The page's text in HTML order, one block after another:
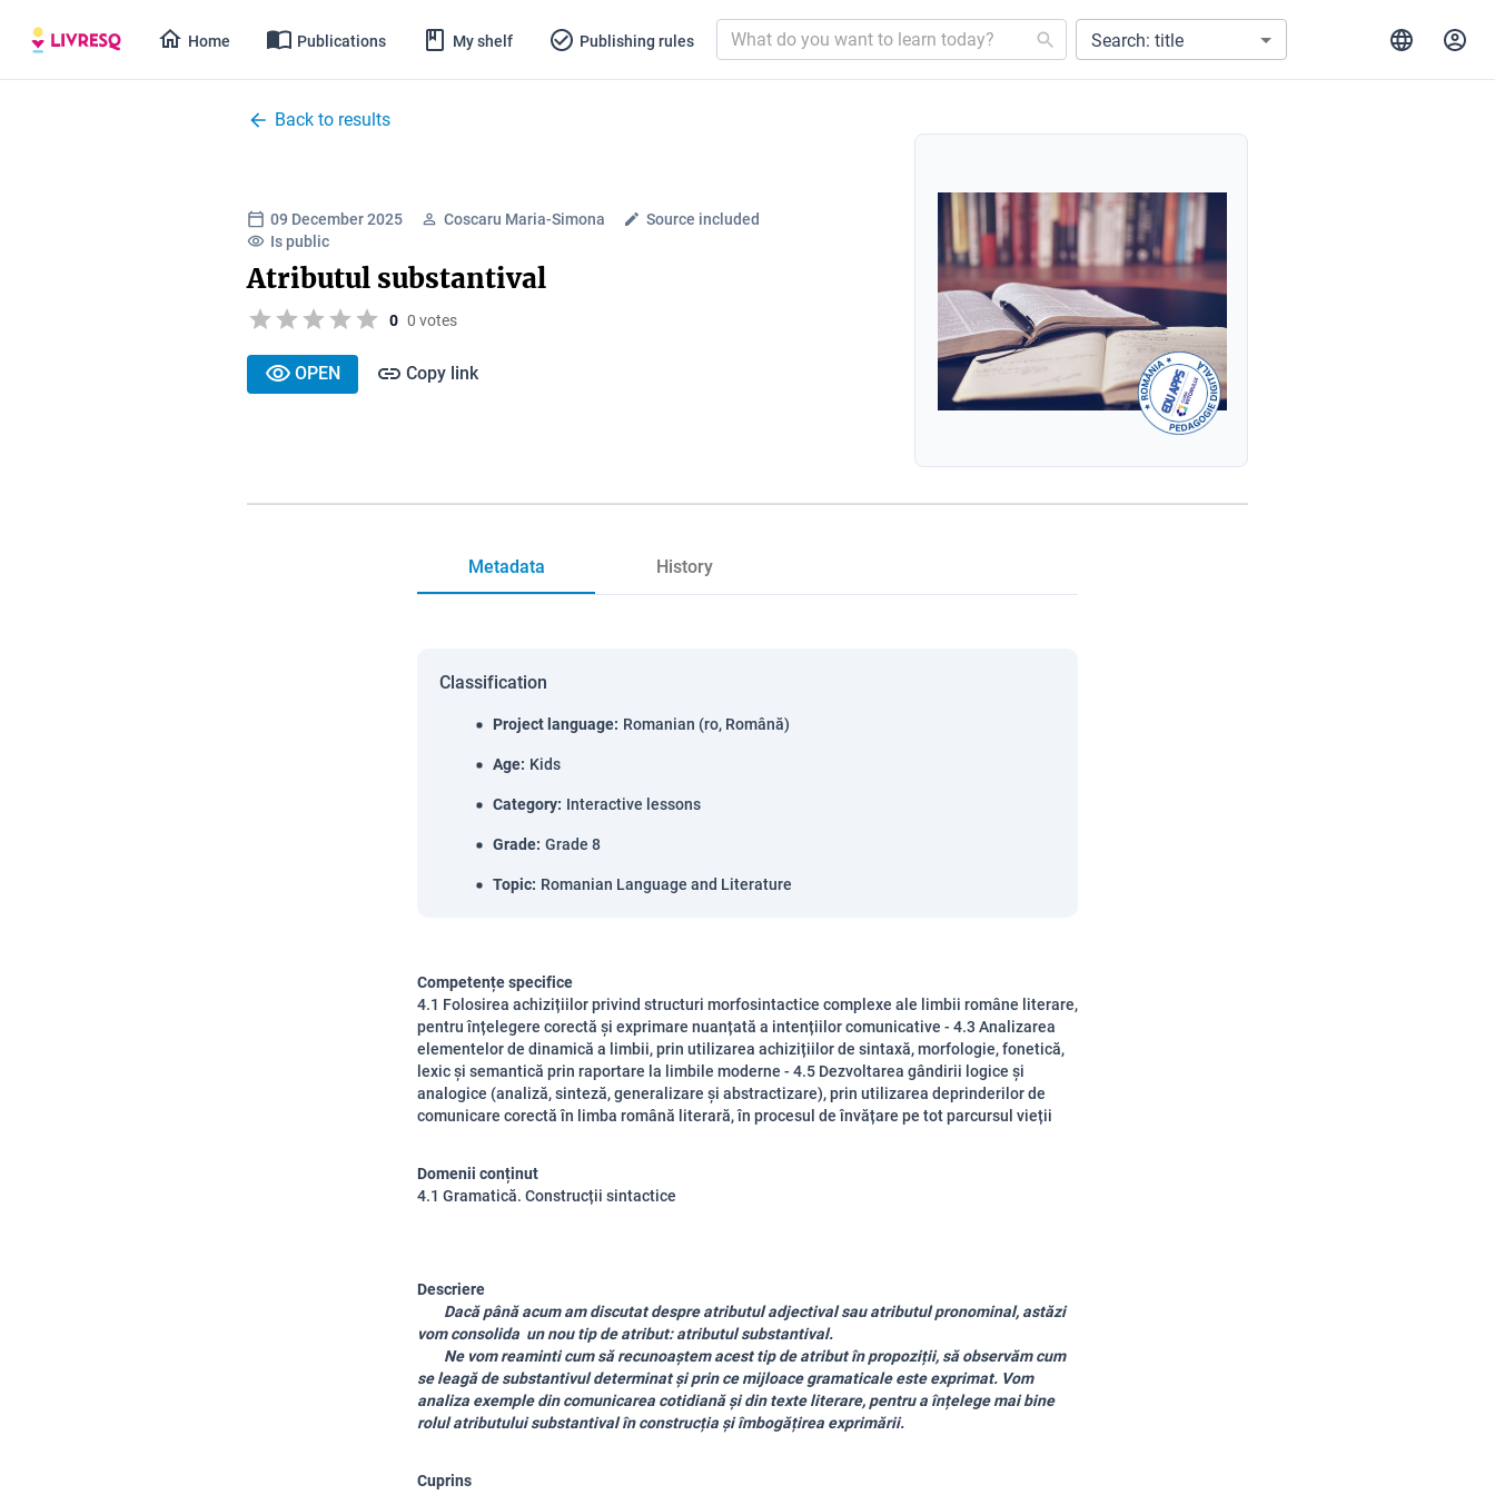
Home Publications My shelf Publishing rules Search: title
Back to results
09 December 2025 Coscaru Maria-Simona
Source included
Is public
Atributul substantival
0 0 votes
OPEN Copy link
Metadata History
Classification
Project language: Romanian (ro, Română)
Age: Kids
Category: Interactive lessons
Grade: Grade 8
Topic: Romanian Language and Literature
Competențe specifice
4.1 Folosirea achizițiilor privind structuri morfosintactice complexe ale limbii române literare,
pentru înțelegere corectă și exprimare nuanțată a intențiilor comunicative - 4.3 Analizarea
elementelor de dinamică a limbii, prin utilizarea achizițiilor de sintaxă, morfologie, fonetică,
lexic și semantică prin raportare la limbile moderne - 4.5 Dezvoltarea gândirii logice și
analogice (analiză, sinteză, generalizare și abstractizare), prin utilizarea deprinderilor de
comunicare corectă în limba română literară, în procesul de învățare pe tot parcursul vieții
Domenii conținut
4.1 Gramatică. Construcții sintactice
Descriere
Dacă până acum am discutat despre atributul adjectival sau atributul pronominal, astăzi
vom consolida un nou tip de atribut: atributul substantival.
Ne vom reaminti cum să recunoaștem acest tip de atribut în propoziții, să observăm cum
se leagă de substantivul determinat și prin ce mijloace gramaticale este exprimat. Vom
analiza exemple din comunicarea cotidiană și din texte literare, pentru a înțelege mai bine
rolul atributului substantival în construcția și îmbogățirea exprimării.
Cuprins